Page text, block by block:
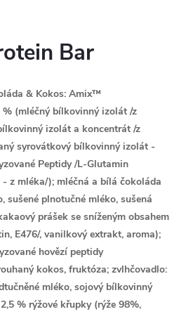
& Kokos: Amix™
% (mléčnýbílkovinný izolát /z
izolát a koncentrát /z
syrovátkovýbílkovinný izolát -
Peptidy /L-Glutamin
- z mléka/); mléčná a bílá čokoláda
sušené plnotučné mléko, sušená
prášek se sníženým obsahem
E476/, vanilkový extrakt, aroma);
hovězí peptidy
kokos, fruktóza; zvlhčovadlo:
mléko, sojovýbílkovinný
% rýžové křupky (rýže 98%,